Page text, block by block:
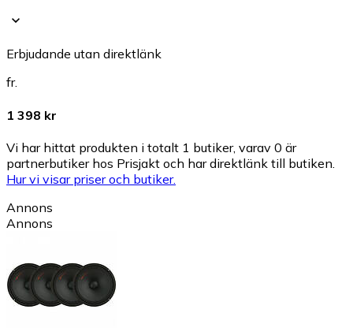
Erbjudande utan direktlänk
fr.
1 398 kr
Vi har hittat produkten i totalt 1 butiker, varav 0 är
partnerbutiker hos Prisjakt och har direktlänk till butiken.
Hur vi visar priser och butiker.
Annons
Annons